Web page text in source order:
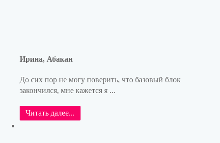
Ирина, Абакан
До сих пор не могу поверить, что базовый блок
закончился, мне кажется я ...
Читать далее...